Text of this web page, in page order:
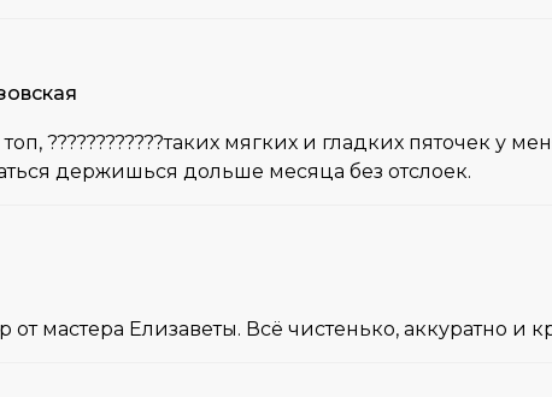
????????????таких мягких и гладких пяточек у
держишься дольше месяца без отслоек.
мастера Елизаветы. Всё чистенько, аккуратно и